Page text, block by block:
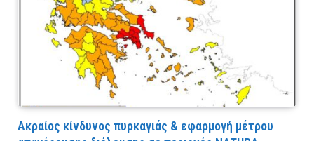
Ακραίος κίνδυνος πυρκαγιάς & εφαρμογή μέτρου